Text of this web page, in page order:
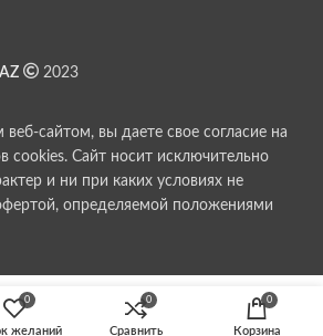
2023
веб-сайтом, вы даете свое согласие на
cookies. Сайт носит исключительно
и ни при каких условиях не
определяемой положениями
0
желаний
0
Сравнить
0
Корзина